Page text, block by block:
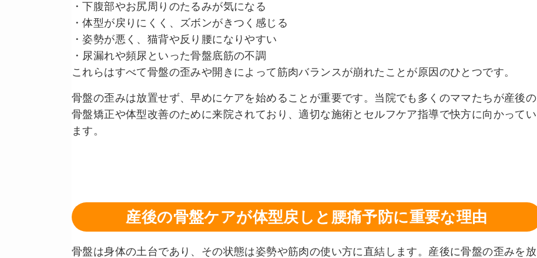
・下腹部やお尻周りのたるみが気になる
・体型が戻りにくく、ズボンがきつく感じる
・姿勢が悪く、猫背や反り腰になりやすい
・尿漏れや頻尿といった骨盤底筋の不調
これらはすべて骨盤の歪みや開きによって筋肉バランスが崩れたことが原因のひとつです。
骨盤の歪みは放置せず、早めにケアを始めることが重要です。当院でも多くのママたちが産後の
骨盤矯正や体型改善のために来院されており、適切な施術とセルフケア指導で快方に向かってい
ます。
産後の骨盤ケアが体型戻しと腰痛予防に重要な理由
骨盤は身体の土台であり、その状態は姿勢や筋肉の使い方に直結します。産後に骨盤の歪みを放